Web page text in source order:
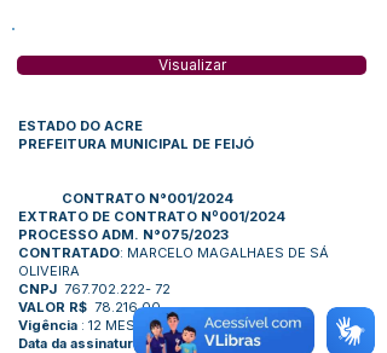
Visualizar
ESTADO DO ACRE
PREFEITURA MUNICIPAL DE FEIJÓ
CONTRATO N°001/2024
EXTRATO DE CONTRATO Nº001/2024
PROCESSO ADM. N°075/2023
CONTRATADO: MARCELO MAGALHAES DE SÁ
OLIVEIRA
CNPJ 767.702.222- 72
VALOR R$ 78.216,00
Vigência : 12 MESES
Data da assinatura
: 03/01/2024